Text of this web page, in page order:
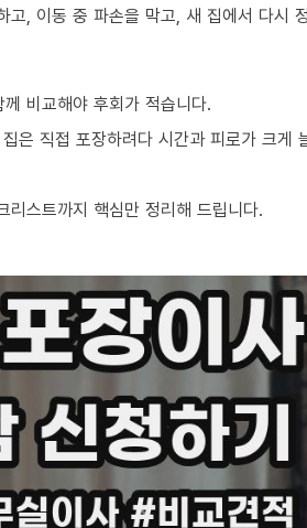
, 이동 중 파손을 막고, 새 집에서 다시
비교해야 후회가 적습니다.
은 직접 포장하려다 시간과 피로가 크게
스트까지 핵심만 정리해 드립니다.